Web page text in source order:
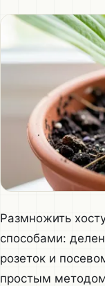
Размножить
способами:
розеток и
простым